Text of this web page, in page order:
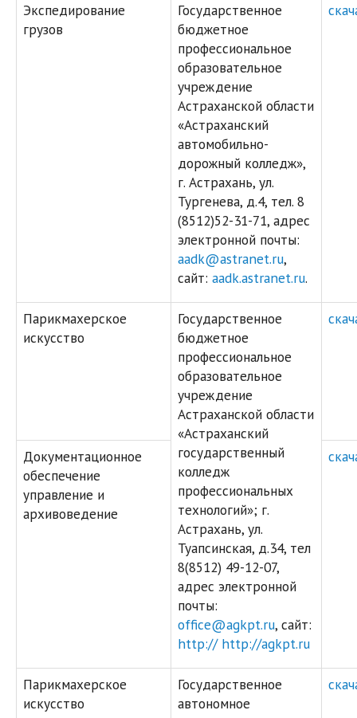
Экспедирование
грузов
Государственное
бюджетное
профессиональное
образовательное
учреждение
Астраханской области
«Астраханский
автомобильно-
дорожный колледж»,
г. Астрахань, ул.
Тургенева, д.4, тел. 8
(8512)52-31-71, адрес
электронной почты:
aadk@astranet.ru,
сайт: aadk.astranet.ru.
Парикмахерское
искусство
Государственное
бюджетное
профессиональное
образовательное
учреждение
Астраханской области
«Астраханский
государственный
колледж
профессиональных
технологий»; г.
Астрахань, ул.
Туапсинская, д.34, тел
8(8512) 49-12-07,
адрес электронной
почты:
office@agkpt.ru, сайт:
http:// http://agkpt.ru
Документационное
обеспечение
управление и
архивоведение
Парикмахерское
искусство
Государственное
автономное